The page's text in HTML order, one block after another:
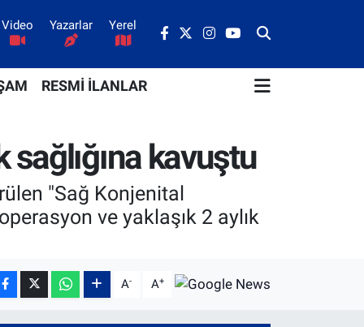
Video Yazarlar Yerel
RESMİ İLANLAR
kavuştu
"Sağ Konjenital
ve yaklaşık 2 aylık
A- A+